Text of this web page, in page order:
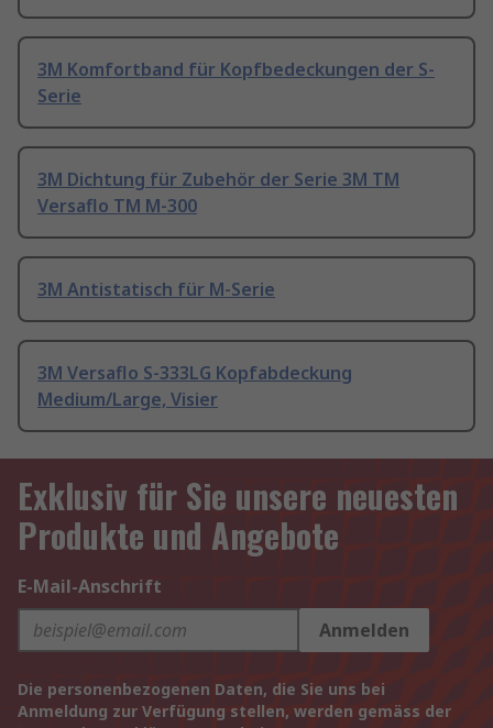
3M Komfortband für Kopfbedeckungen der S-
Serie
3M Dichtung für Zubehör der Serie 3M TM
Versaflo TM M-300
3M Antistatisch für M-Serie
3M Versaflo S-333LG Kopfabdeckung
Medium/Large, Visier
Exklusiv für Sie unsere neuesten
Produkte und Angebote
E-Mail-Anschrift
Anmelden
Die personenbezogenen Daten, die Sie uns bei
Anmeldung zur Verfügung stellen, werden gemäss der